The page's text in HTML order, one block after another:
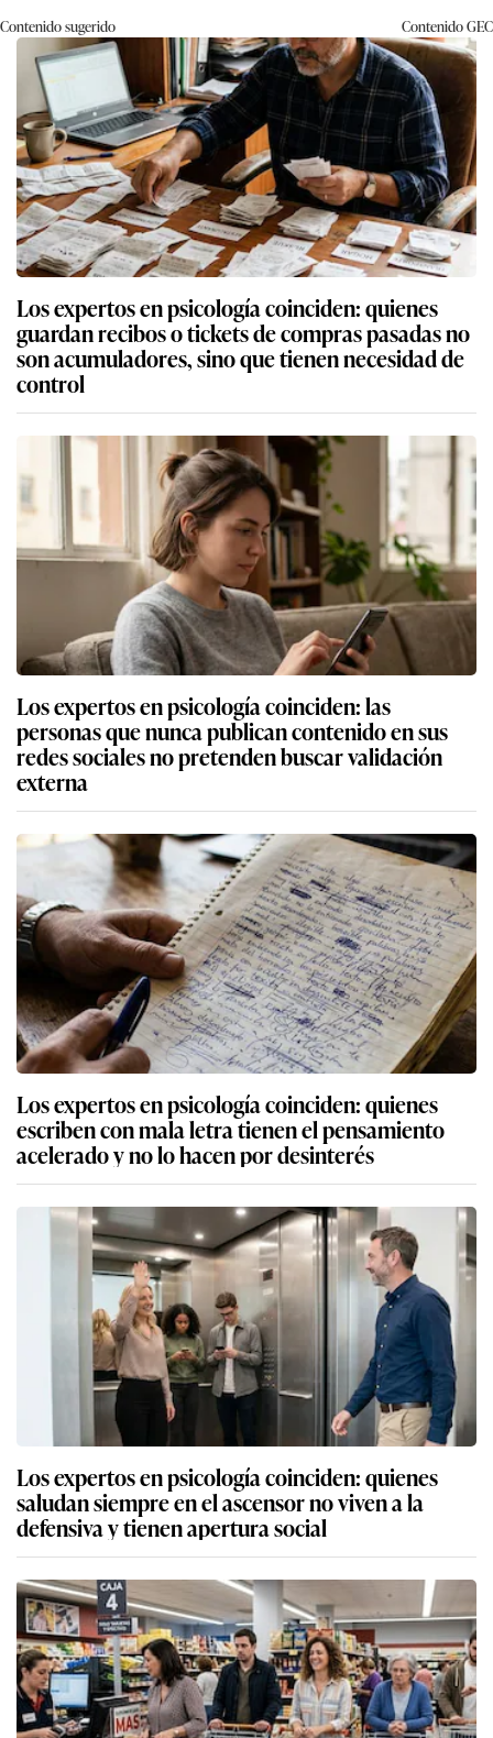
Contenido sugerido ContenidoGEC
Los expertos en psicología coinciden: quienes
guardan recibos o tickets de compras pasadas no
son acumuladores, sino que tienen necesidad de
control
Los expertos en psicología coinciden: las
personas que nunca publican contenido en sus
redes sociales no pretenden buscar validación
externa
Los expertos en psicología coinciden: quienes
escriben con mala letra tienen el pensamiento
acelerado y no lo hacen por desinterés
Los expertos en psicología coinciden: quienes
saludan siempre en el ascensor no viven a la
defensiva y tienen apertura social